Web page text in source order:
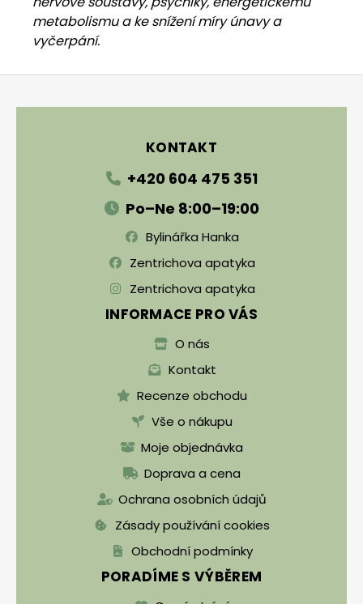
metabolismu a ke snížení míry únavy a
vyčerpání.
KONTAKT
+420 604 475 351
Po–Ne 8:00–19:00
Bylinářka Hanka
Zentrichova apatyka
Zentrichova apatyka
INFORMACE PRO VÁS
O nás
Kontakt
Recenze obchodu
Vše o nákupu
Moje objednávka
Doprava a cena
Ochrana osobních údajů
Zásady používání cookies
Obchodní podmínky
PORADÍME S VÝBĚREM